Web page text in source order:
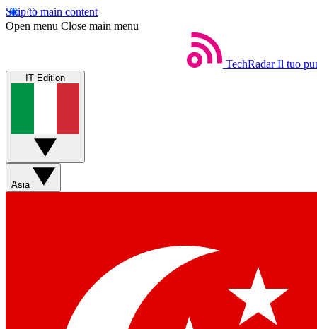
Skip to main content
Open menu Close main menu
TechRadar Il tuo
IT Edition
Asia